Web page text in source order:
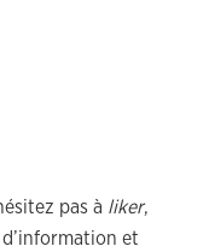
pas à liker,
et